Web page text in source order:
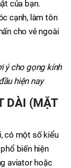
của bạn.
cạnh, làm tôn
cho vẻ ngoài
ý cho gọng kính
hiện nay
DÀI (MẶT
có một số kiểu
biến hiện
aviator hoặc